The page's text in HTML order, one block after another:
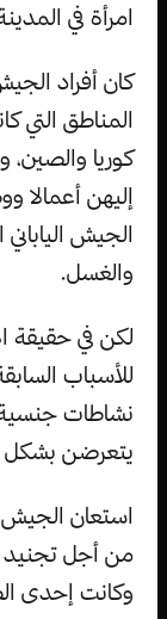
امرأة في
كان أفراد
المناطق التي
كوريا والصين،
إليهن أعمالا
الجيش
والغسل.
لكن في حقيقة
للأسباب
نشاطات
يتعرضن بشكل
استعان الجيش
من أجل تجنيد
وكانت إحدى